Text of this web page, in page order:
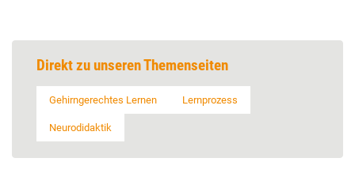
Direkt zu unseren Themenseiten
Gehirngerechtes Lernen Lernprozess
Neurodidaktik